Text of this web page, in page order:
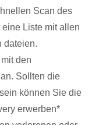
Scan des
Liste mit allen
dateien.
den
Sollten die
können Sie die
erwerben*